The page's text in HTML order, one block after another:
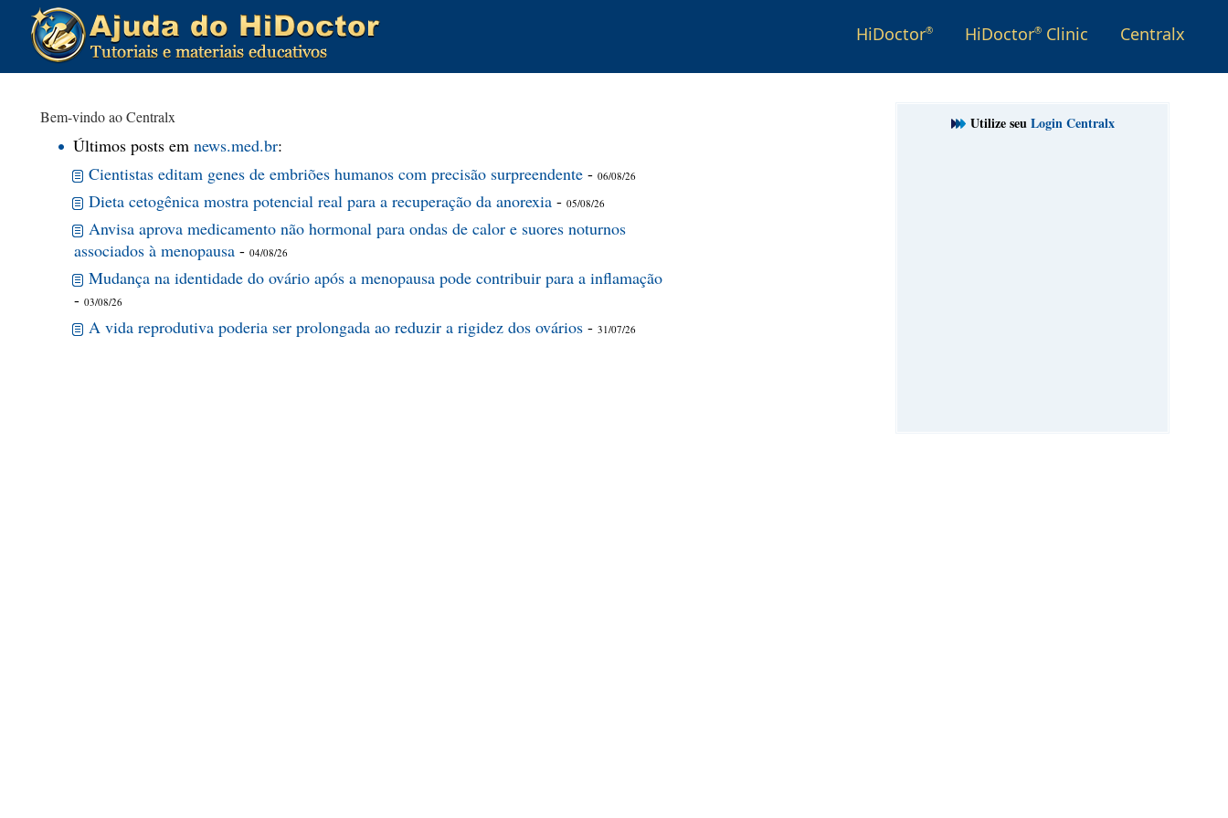
HiDoctor® HiDoctor® Clinic Centralx
Bem-vindo ao Centralx
Últimos posts em news.med.br:
Cientistas editam genes de embriões humanos com precisão surpreendente - 06/08/26
Dieta cetogênica mostra potencial real para a recuperação da anorexia - 05/08/26
Anvisa aprova medicamento não hormonal para ondas de calor e suores noturnos
associados à menopausa - 04/08/26
Mudança na identidade do ovário após a menopausa pode contribuir para a inflamação
- 03/08/26
A vida reprodutiva poderia ser prolongada ao reduzir a rigidez dos ovários - 31/07/26
Utilize seuLogin Centralx